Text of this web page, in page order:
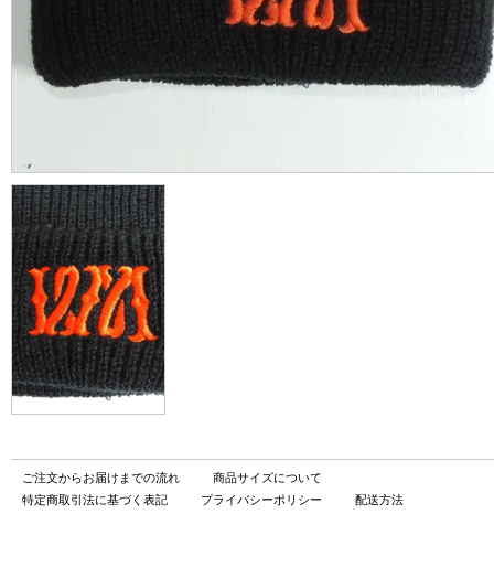
ご注文からお届けまでの流れ
商品サイズについて
特定商取引法に基づく表記
プライバシーポリシー 配送方法